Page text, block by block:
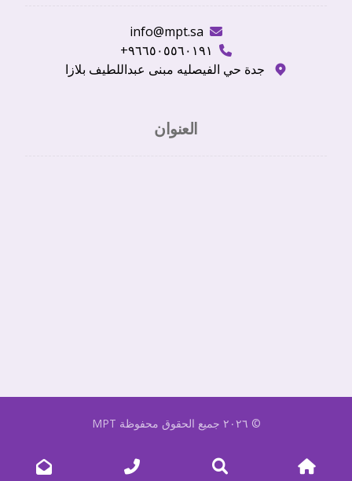
info@mpt.sa
٩٦٦٥٠٥٥٦٠١٩١+
جدة حي الفيصليه مبنى عبداللطيف بلازا
العنوان
© ٢٠٢٦ جميع الحقوق محفوظة MPT